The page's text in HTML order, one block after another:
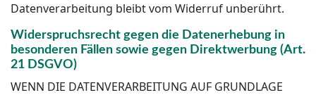
Datenverarbeitung bleibt vom Widerruf unberührt.
Widerspruchsrecht gegen die Datenerhebung in
besonderen Fällen sowie gegen Direktwerbung (Art.
21 DSGVO)
WENN DIE DATENVERARBEITUNG AUF GRUNDLAGE